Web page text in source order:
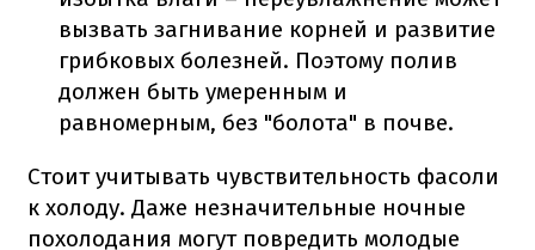
вызвать загнивание корней и развитие
грибковых болезней. Поэтому полив
должен быть умеренным и
равномерным, без "болота" в почве.
Стоит учитывать чувствительность фасоли
к холоду. Даже незначительные ночные
похолодания могут повредить молодые